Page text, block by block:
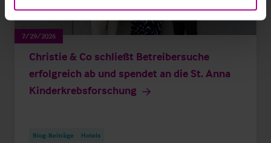
7/29/2026
Christie & Co schließt Betreibersuche
erfolgreich ab und spendet an die St. Anna
Kinderkrebsforschung
Blog-Beiträge Hotels